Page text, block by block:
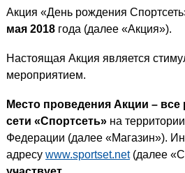
Акция «День рождения
мая 2018 года (далее «Акция»).
Настоящая Акция является
мероприятием.
Место проведения Акции –
сети «Спортсеть» на
Федерации (далее «Магазин»).
адресу www.sportset.net(далее